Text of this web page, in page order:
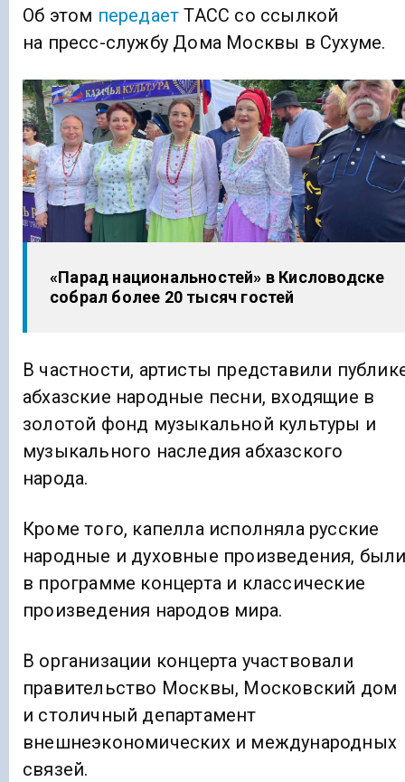
Об этом передает ТАСС со ссылкой
на пресс-службу Дома Москвы в Сухуме.
«Парад национальностей» в Кисловодске
собрал более 20 тысяч гостей
В частности, артисты представили
абхазские народные песни, входящие в
золотой фонд музыкальной культуры и
музыкального наследия абхазского
народа.
Кроме того, капелла исполняла русские
народные и духовные произведения,
в программе концерта и классические
произведения народов мира.
В организации концерта участвовали
правительство Москвы, Московский дом
и столичный департамент
внешнеэкономических и международных
связей.